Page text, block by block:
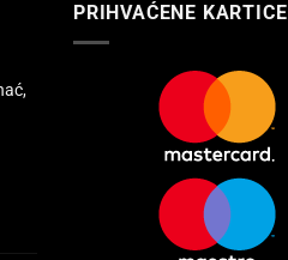
PRIHVAĆENE KARTICE